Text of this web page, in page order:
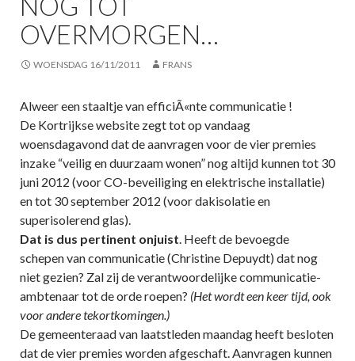
OVERMORGEN…
WOENSDAG 16/11/2011 FRANS
Alweer een staaltje van efficiÃ«nte communicatie !
De Kortrijkse website zegt tot op vandaag
woensdagavond dat de aanvragen voor de vier premies
inzake “veilig en duurzaam wonen” nog altijd kunnen tot 30
juni 2012 (voor CO-beveiliging en elektrische installatie)
en tot 30 september 2012 (voor dakisolatie en
superisolerend glas).
Dat is dus pertinent onjuist. Heeft de bevoegde
schepen van communicatie (Christine Depuydt) dat nog
niet gezien? Zal zij de verantwoordelijke communicatie-
ambtenaar tot de orde roepen? (Het wordt een keer tijd, ook
voor andere tekortkomingen.)
De gemeenteraad van laatstleden maandag heeft besloten
dat de vier premies worden afgeschaft. Aanvragen kunnen